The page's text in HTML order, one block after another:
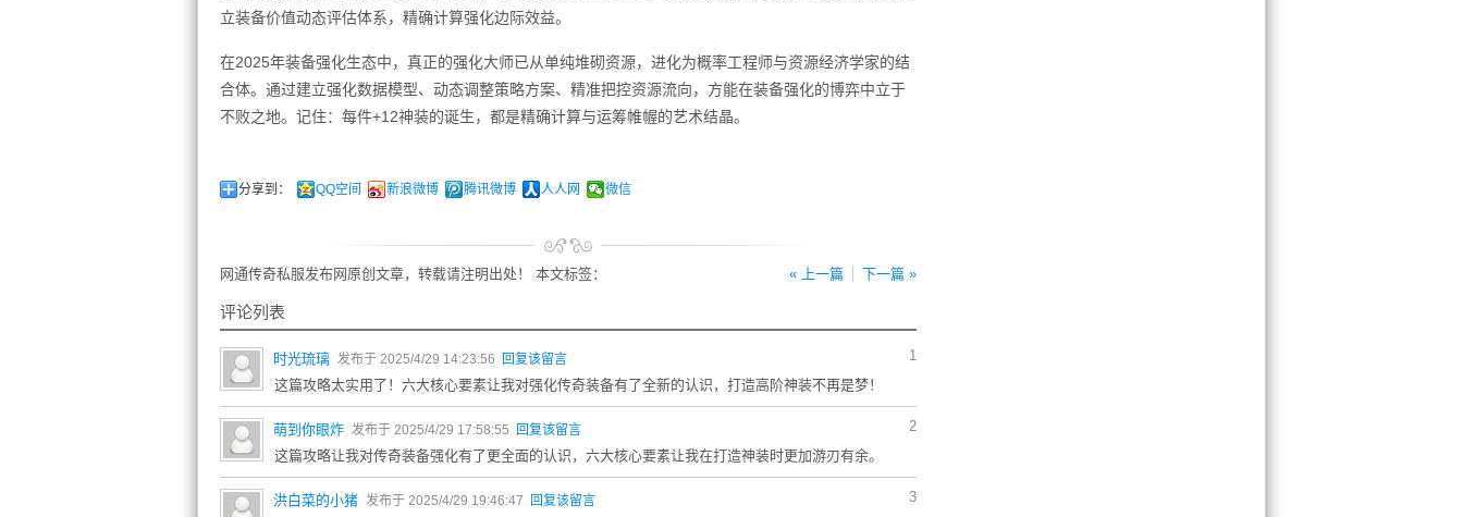
立装备价值动态评估体系，精确计算强化边际效益。
在2025年装备强化生态中，真正的强化大师已从单纯堆砌资源，进化为概率工程师与资源经济学家的结
合体。通过建立强化数据模型、动态调整策略方案、精准把控资源流向，方能在装备强化的博弈中立于
不败之地。记住：每件+12神装的诞生，都是精确计算与运筹帷幄的艺术结晶。
分享到： QQ空间 新浪微博 腾讯微博 人人网 微信
« 上一篇 下一篇 »
网通传奇私服发布网原创文章，转载请注明出处！ 本文标签：
评论列表
1
时光琉璃 发布于 2025/4/29 14:23:56 回复该留言
这篇攻略太实用了！六大核心要素让我对强化传奇装备有了全新的认识，打造高阶神装不再是梦！
2
萌到你眼炸 发布于 2025/4/29 17:58:55 回复该留言
这篇攻略让我对传奇装备强化有了更全面的认识，六大核心要素让我在打造神装时更加游刃有余。
3
洪白菜的小猪 发布于 2025/4/29 19:46:47 回复该留言